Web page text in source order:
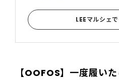
LEEマルシェ
【OOFOS】一度履い